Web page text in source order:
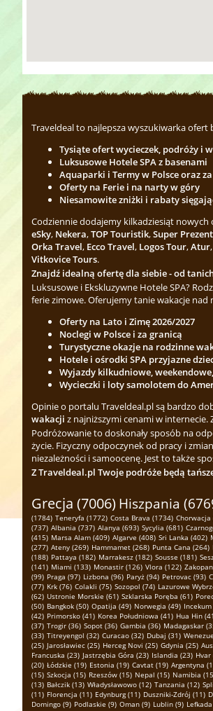
Traveldeal to najlepsza wyszukiwarka
Tysiąte ofert wycieczek, podróży i
Luksusowe Hotele SPA z basenami
Aquaparki i Termy w Polsce oraz
Oferty na Ferie i na narty w góry
Niesamowite zniżki i rabaty
Codziennie dodajemy kilkadziesiąt
eSky, Nekera,TOP Touristik,Super
Orka Travel, Ecco Travel, Logos Tour,Atur,
Vitkovice Tours.
Znajdź idealną ofertę dla siebie - od
Luksusowe i Ekskluzywne Hotele SPA?
ferie zimowe. Oferujemy tanie wakacje
Oferty na Lato i Zimę 2026/2027
Noclegi w Polsce i za granicą
Turystyczne okazje na rodzinne
Hotele i ośrodki SPA przyjazne
Wyjazdy kilkudniowe,
Wycieczki i loty samolotem do
Opinie o portalu Traveldeal.pl są bardzo
wakacji z najniższymi cenami w internecie.
Podróżowanie to doskonały sposób na
życie. Fizyczny odpoczynek od pracy i
niezależności i samoocenę. Jest to także
Z Traveldeal.pl Twoje podróże będą
Grecja (7006) Hiszpania
(1784) Teneryfa (1772) Costa Brava (1734) Chorwacja
(737) Albania (737) Alanya (693) Sycylia (681)
(415) Marsa Alam (409) Algarve (408) Sri Lanka (402)
(277) Ateny (269) Hammamet (268) Punta Cana (264)
(188) Pattaya (182) Marrakesz (182) Sousse (181)
(141) Miami (133) Monastir (126) Vlora (122)
(99) Praga (97) Lizbona (96) Paryż (94) Petrovac (93)
(77) Krk (76) Colakli (75) Sozopol (74) Lazurowe
(62) Ustronie Morskie (61) Szklarska Poręba (61)
(50) Bangkok (50) Opatija (49) Norwegia (49)
(42) Primorsko (41) Korea Południowa (41) Hua Hin
(37) Trogir (36) Sopot (36) Gambia (36) Madagaskar
(33) Titreyengol (32) Curacao (32) Dubaj (31)
(25) Jarosławiec (25) Herceg Novi (25) Gdynia (25)
Francuska (23) Jastrzębia Góra (23) Islandia (23) Hvar
(20) Łódzkie (19) Estonia (19) Cavtat (19) Argentyna
(15) Szkocja (15) Rzeszów (15) Nepal (15) Namibia
(13) Bałczik (13) Władysławowo (12) Tanzania (12)
(11) Florencja (11) Edynburg (11) Duszniki-Zdrój (11)
Domingo (9) Podlaskie (9) Oman (9) Lublin (9)